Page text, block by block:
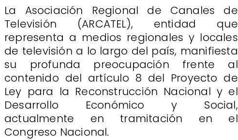
La Asociación Regional de Canales de
Televisión (ARCATEL), entidad que
representa a medios regionales y locales
de televisión a lo largo del país, manifiesta
su profunda preocupación frente al
contenido del artículo 8 del Proyecto de
Ley para la Reconstrucción Nacional y el
Desarrollo Económico y Social,
actualmente en tramitación en el
Congreso Nacional.